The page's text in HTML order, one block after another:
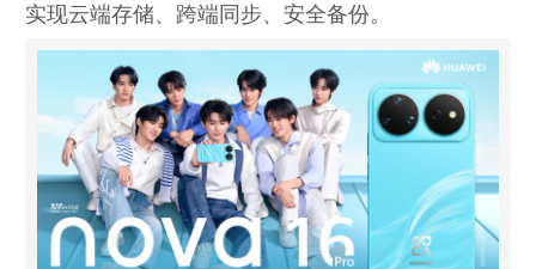
实现云端存储、跨端同步、安全备份。